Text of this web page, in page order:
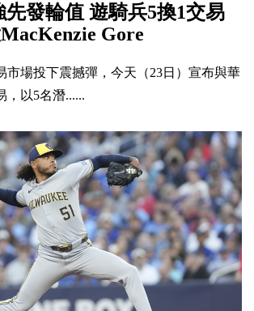
發輪值 遊騎兵5換1交易
Gore
市場投下震撼彈，今天（23日）宣布與華
，以5名潛......